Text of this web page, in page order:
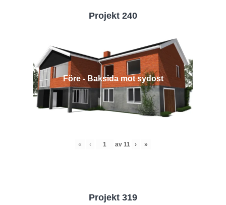
Projekt 240
Före - Baksida mot sydost
« ‹ av 11 › »
Projekt 319